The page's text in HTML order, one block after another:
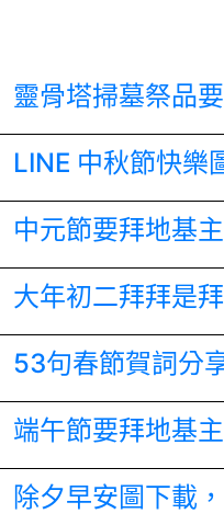
靈骨塔掃墓祭品
LINE 中秋節快樂
中元節要拜地基
大年初二拜拜是
53句春節賀詞分
端午節要拜地基
除夕早安圖下載